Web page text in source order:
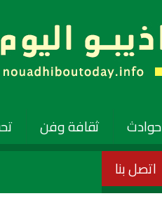
حوادث ثقافة وفن
اتصل بنا